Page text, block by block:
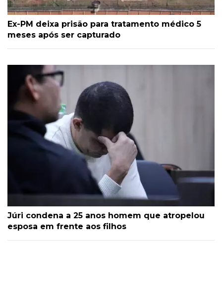
Ex-PM deixa prisão para tratamento médico 5
meses após ser capturado
Júri condena a 25 anos homem que atropelou
esposa em frente aos filhos